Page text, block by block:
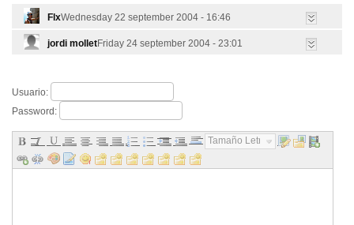
FlxWednesday 22 september 2004 - 16:46
jordi molletFriday 24 september 2004 - 23:01
Usuario:
Password:
Tamaño Letra...